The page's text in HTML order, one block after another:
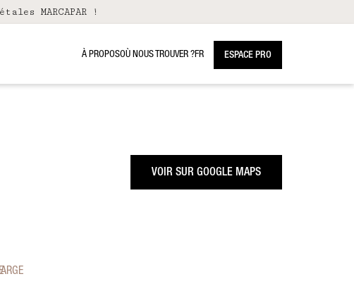
MARCAPAR !
À PROPOSOÙ NOUS TROUVER ?FR ESPACE PRO
VOIR SUR GOOGLE MAPS